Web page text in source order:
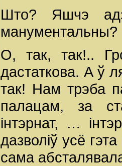
Што? Яшчэ
манументальны?
О, так, так!..
дастаткова. А ў
так! Нам трэба
палацам, за
інтэрнат, …
дазволіў усё
сама